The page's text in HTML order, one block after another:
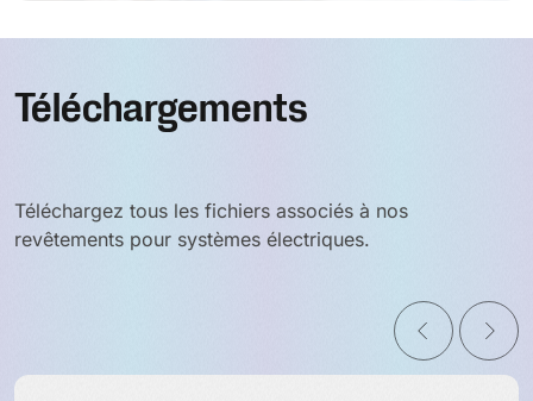
Téléchargements
Téléchargez tous les fichiers associés à nos
revêtements pour systèmes électriques.